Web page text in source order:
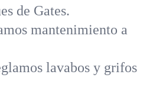
de Gates.
mantenimiento a
lavabos y grifos